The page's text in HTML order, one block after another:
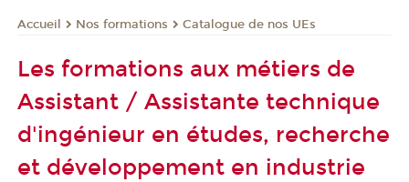
Accueil Nos formations Catalogue de nos UEs
Les formations aux métiers de
Assistant / Assistante technique
d'ingénieur en études, recherche
et développement en industrie